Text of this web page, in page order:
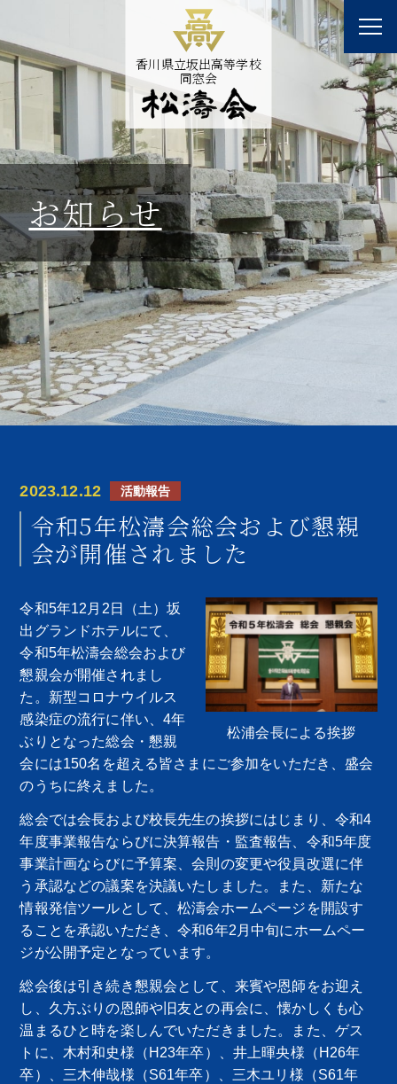
香川県立坂出高等学校
同窓会
お知らせ
2023.12.12 活動報告
令和5年松濤会総会および懇親
会が開催されました
松浦会長による挨拶
令和5年12月2日（土）坂
出グランドホテルにて、
令和5年松濤会総会および
懇親会が開催されまし
た。新型コロナウイルス
感染症の流行に伴い、4年
ぶりとなった総会・懇親
会には150名を超える皆さまにご参加をいただき、盛会
のうちに終えました。
総会では会長および校長先生の挨拶にはじまり、令和4
年度事業報告ならびに決算報告・監査報告、令和5年度
事業計画ならびに予算案、会則の変更や役員改選に伴
う承認などの議案を決議いたしました。また、新たな
情報発信ツールとして、松濤会ホームページを開設す
ることを承認いただき、令和6年2月中旬にホームペー
ジが公開予定となっています。
総会後は引き続き懇親会として、来賓や恩師をお迎え
し、久方ぶりの恩師や旧友との再会に、懐かしくも心
温まるひと時を楽しんでいただきました。また、ゲス
トに、木村和史様（H23年卒）、井上暉央様（H26年
卒）、三木伸哉様（S61年卒）、三木ユリ様（S61年